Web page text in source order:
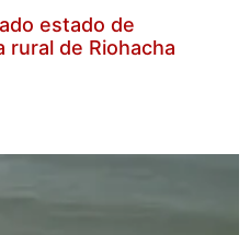
estado de
rural de Riohacha